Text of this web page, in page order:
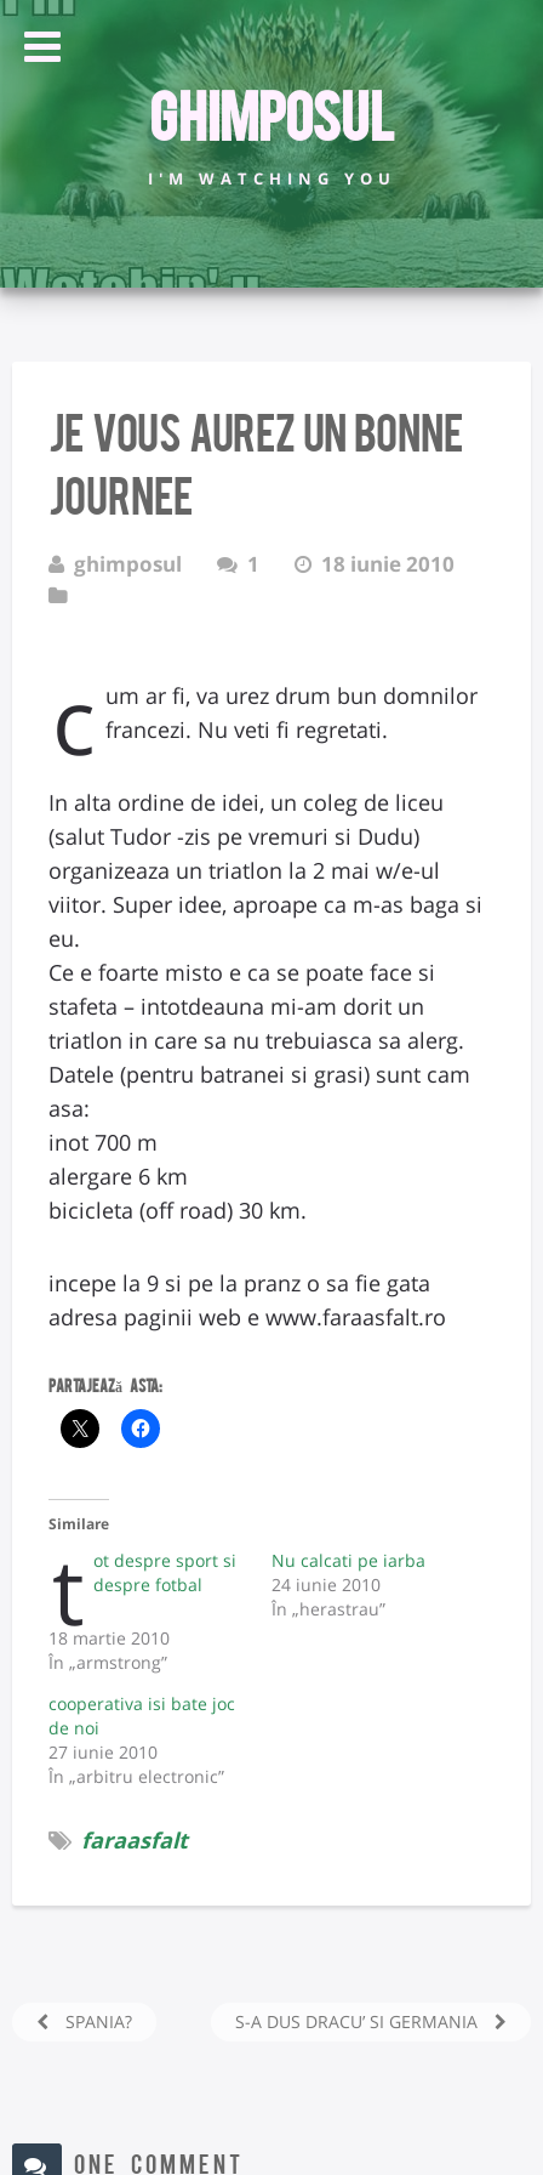
Ghimposul
I'M WATCHING YOU
Je vous aurez un bonne
journee
ghimposul 1 18 iunie 2010
c um ar fi, va urez drum bun domnilor
francezi. Nu veti fi regretati.
In alta ordine de idei, un coleg de liceu
(salut Tudor -zis pe vremuri si Dudu)
organizeaza un triatlon la 2 mai w/e-ul
viitor. Super idee, aproape ca m-as baga si
eu.
Ce e foarte misto e ca se poate face si
stafeta – intotdeauna mi-am dorit un
triatlon in care sa nu trebuiasca sa alerg.
Datele (pentru batranei si grasi) sunt cam
asa:
inot 700 m
alergare 6 km
bicicleta (off road) 30 km.
incepe la 9 si pe la pranz o sa fie gata
adresa paginii web e www.faraasfalt.ro
Partajează asta:
Similare
t ot despre sport si
despre fotbal
18 martie 2010
În „armstrong”
Nu calcati pe iarba
24 iunie 2010
În „herastrau”
cooperativa isi bate joc
de noi
27 iunie 2010
În „arbitru electronic”
faraasfalt
SPANIA? S-A DUS DRACU’ SI GERMANIA
ONE COMMENT